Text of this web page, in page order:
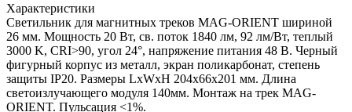
Характеристики
Светильник для магнитных треков MAG-ORIENT шириной
26 мм. Мощность 20 Вт, св. поток 1840 лм, 92 лм/Вт, теплый
3000 K, CRI>90, угол 24°, напряжение питания 48 В. Черный
фигурный корпус из металл, экран поликарбонат, степень
защиты IP20. Размеры LxWxH 204x66x201 мм. Длина
светоизлучающего модуля 140мм. Монтаж на трек MAG-
ORIENT. Пульсация <1%.